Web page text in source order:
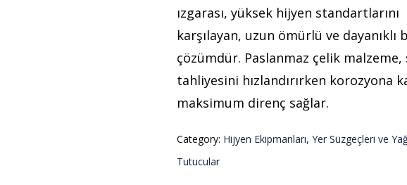
ızgarası, yüksek hijyen standartlarını
karşılayan, uzun ömürlü ve dayanıklı
çözümdür. Paslanmaz çelik malzeme,
tahliyesini hızlandırırken korozyona
maksimum direnç sağlar.
Category: Hijyen Ekipmanları, Yer Süzgeçleri ve
Tutucular